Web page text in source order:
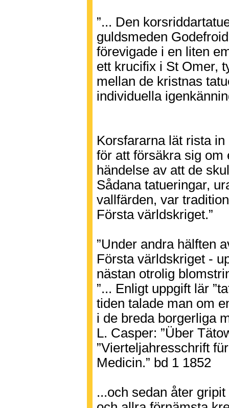
”... Den
guldsmeden
förevigade i en liten
ett krucifix i St Omer,
mellan de kristnas
individuella
Korsfararna lät rista
för att försäkra sig om
händelse av att de
Sådana tatueringar,
vallfärden, var
Första världskriget.”
”Under andra hälften
Första världskriget -
nästan otrolig
”... Enligt uppgift lär
tiden talade man om
i de breda borgerliga
L. Casper: ”Über
”Vierteljahresschrift
Medicin.” bd 1 1852
...och sedan åter